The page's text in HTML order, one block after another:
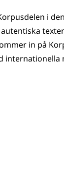
i
in på
internationella